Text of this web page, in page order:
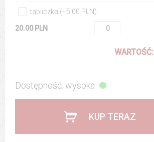
tabliczka (+5.00 PLN)
20.00 PLN
WARTOŚĆ:
Dostępność: wysoka
KUP TERAZ